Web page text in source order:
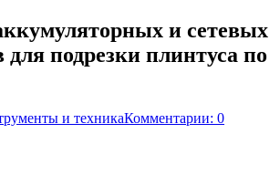
и сетевых
для подрезки плинтуса по
и техникаКомментарии: 0